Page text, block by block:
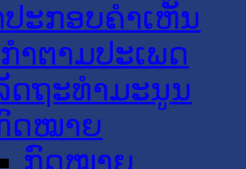
ະກອບຄໍາເຫັນ
າຕາມປະເພດ
ດຖະທໍາມະນູນ
ດໝາຍ
ກົດໝາຍ